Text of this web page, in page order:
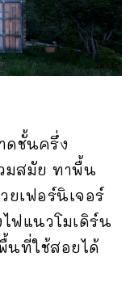
ดชั้นครึ่ง
มสมัย ทาพื้น
ยเฟอร์นิเจอร์
ฟแนวโมเดิร์น
นที่ใช้สอยได้